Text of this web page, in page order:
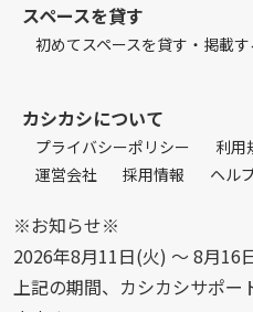
スペースを貸す
初めてスペースを貸す・掲載
カシカシについて
プライバシーポリシー 利用
運営会社
採用情報 ヘル
※お知らせ※
2026年8月11日(火) 〜 8月16
上記の期間、カシカシサポ